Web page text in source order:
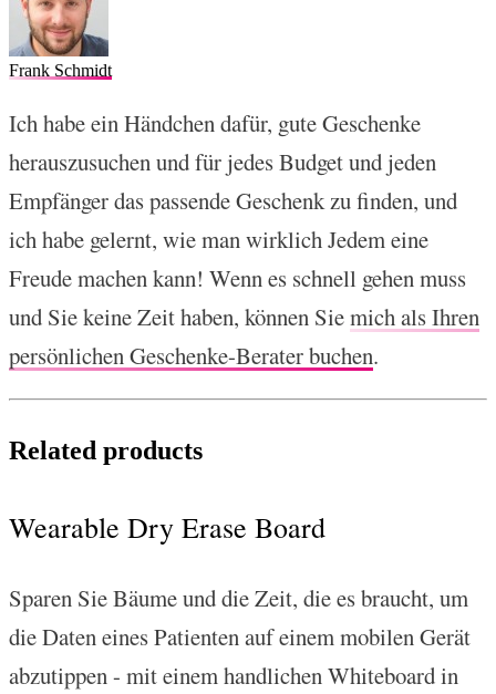
Frank Schmidt
Ich habe ein Händchen dafür, gute Geschenke
herauszusuchen und für jedes Budget und jeden
Empfänger das passende Geschenk zu finden, und
ich habe gelernt, wie man wirklich Jedem eine
Freude machen kann! Wenn es schnell gehen muss
und Sie keine Zeit haben, können Siemich als Ihren
persönlichen Geschenke-Berater buchen.
Related products
Wearable Dry Erase Board
Sparen Sie Bäume und die Zeit, die es braucht, um
die Daten eines Patienten auf einem mobilen Gerät
abzutippen - mit einem handlichen Whiteboard in